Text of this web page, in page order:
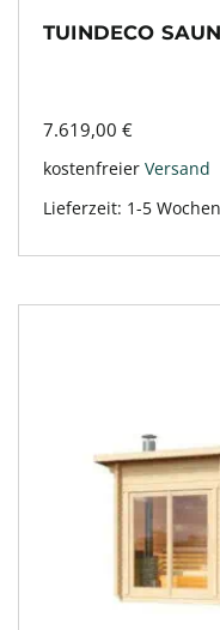
TUINDECO
7.619,00 €
kostenfreier Versand
Lieferzeit: 1-5 Wochen